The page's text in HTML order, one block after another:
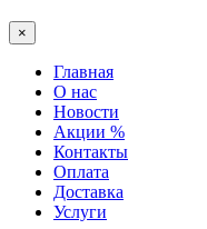
×
Главная
О нас
Новости
Акции %
Контакты
Оплата
Доставка
Услуги